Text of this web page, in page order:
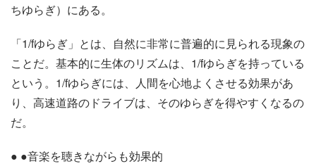
ちゆらぎ）にある。
「1/fゆらぎ」とは、自然に非常に普遍的に見られる現象の
ことだ。基本的に生体のリズムは、1/fゆらぎを持っている
という。1/fゆらぎには、人間を心地よくさせる効果があ
り、高速道路のドライブは、そのゆらぎを得やすくなるの
だ。
● ●音楽を聴きながらも効果的